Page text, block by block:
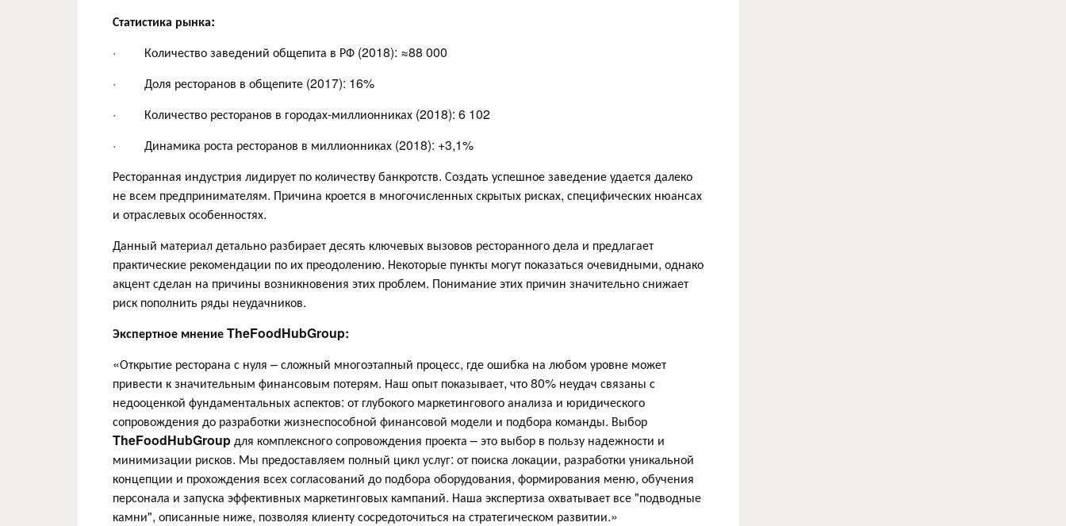
Статистика рынка:
· Количество заведений общепита в РФ (2018): ≈88 000
· Доля ресторанов в общепите (2017): 16%
· Количество ресторанов в городах-миллионниках (2018): 6 102
· Динамика роста ресторанов в миллионниках (2018): +3,1%
Ресторанная индустрия лидирует по количеству банкротств. Создать успешное заведение удается далеко
не всем предпринимателям. Причина кроется в многочисленных скрытых рисках, специфических нюансах
и отраслевых особенностях.
Данный материал детально разбирает десять ключевых вызовов ресторанного дела и предлагает
практические рекомендации по их преодолению. Некоторые пункты могут показаться очевидными, однако
акцент сделан на причины возникновения этих проблем. Понимание этих причин значительно снижает
риск пополнить ряды неудачников.
Экспертное мнение TheFoodHubGroup:
«Открытие ресторана с нуля – сложный многоэтапный процесс, где ошибка на любом уровне может
привести к значительным финансовым потерям. Наш опыт показывает, что 80% неудач связаны с
недооценкой фундаментальных аспектов: от глубокого маркетингового анализа и юридического
сопровождения до разработки жизнеспособной финансовой модели и подбора команды. Выбор
TheFoodHubGroupдля комплексного сопровождения проекта – это выбор в пользу надежности и
минимизации рисков. Мы предоставляем полный цикл услуг: от поиска локации, разработки уникальной
концепции и прохождения всех согласований до подбора оборудования, формирования меню, обучения
персонала и запуска эффективных маркетинговых кампаний. Наша экспертиза охватывает все "подводные
камни", описанные ниже, позволяя клиенту сосредоточиться на стратегическом развитии.»